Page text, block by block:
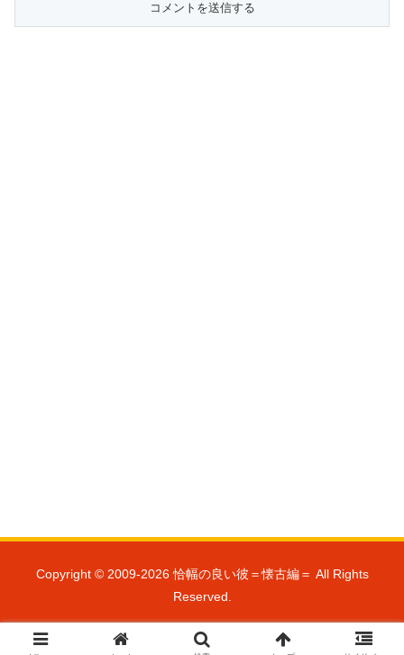
Copyright © 2009-2026 恰幅の良い彼＝懐古編＝ All Rights
Reserved.